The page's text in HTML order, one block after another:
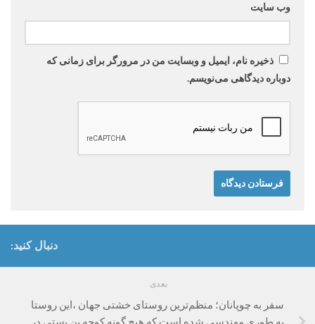
وب‌ سایت
ذخیره نام، ایمیل و وبسایت من در مرورگر برای زمانی که
دوباره دیدگاهی می‌نویسم.
دنبال کنید:
بعدی
سفر به چوپانان؛ منظم‌ترین روستای خشتی جهان ،این روستا